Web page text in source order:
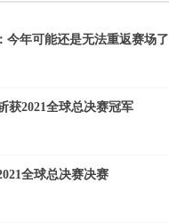
今年可能还是无法重返赛场了
获2021全球总决赛冠军
全球总决赛决赛